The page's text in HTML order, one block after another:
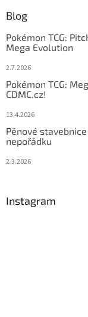
Blog
Pokémon TCG:
Mega Evolution
2.7.2026
Pokémon TCG:
CDMC.cz!
13.4.2026
Pěnové
nepořádku
2.3.2026
Instagram